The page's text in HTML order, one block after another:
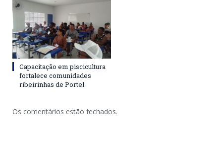
Capacitação em piscicultura
fortalece comunidades
ribeirinhas de Portel
Os comentários estão fechados.